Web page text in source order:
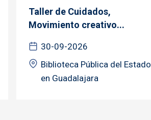
Taller de Cuidados,
Movimiento creativo...
30-09-2026
Biblioteca Pública del Estado
en Guadalajara